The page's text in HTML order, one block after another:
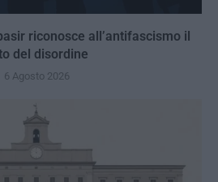
riconosce all’antifascismo il
del disordine
6 Agosto 2026